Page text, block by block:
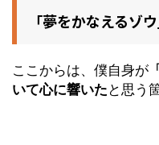
「夢をかなえるゾ
ここからは、僕自身が
いて心に響いた と思う